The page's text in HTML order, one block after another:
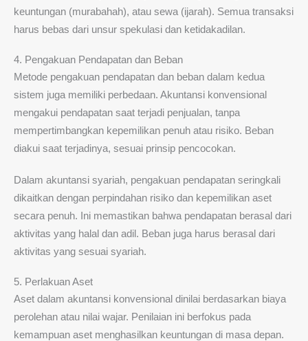
keuntungan (murabahah), atau sewa (ijarah). Semua transaksi
harus bebas dari unsur spekulasi dan ketidakadilan.
4. Pengakuan Pendapatan dan Beban
Metode pengakuan pendapatan dan beban dalam kedua
sistem juga memiliki perbedaan. Akuntansi konvensional
mengakui pendapatan saat terjadi penjualan, tanpa
mempertimbangkan kepemilikan penuh atau risiko. Beban
diakui saat terjadinya, sesuai prinsip pencocokan.
Dalam akuntansi syariah, pengakuan pendapatan seringkali
dikaitkan dengan perpindahan risiko dan kepemilikan aset
secara penuh. Ini memastikan bahwa pendapatan berasal dari
aktivitas yang halal dan adil. Beban juga harus berasal dari
aktivitas yang sesuai syariah.
5. Perlakuan Aset
Aset dalam akuntansi konvensional dinilai berdasarkan biaya
perolehan atau nilai wajar. Penilaian ini berfokus pada
kemampuan aset menghasilkan keuntungan di masa depan.